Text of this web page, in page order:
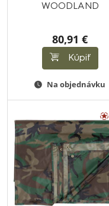
WOODLAND
80,91 €
Kúpiť
Na objednávku